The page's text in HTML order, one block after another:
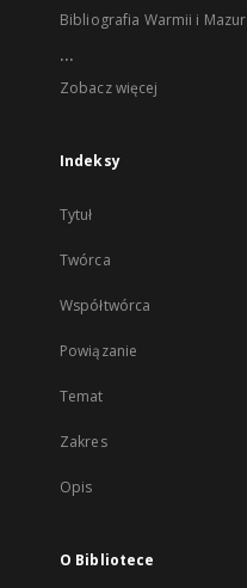
Bibliografia Warmii i Mazur
...
Zobacz więcej
Indeksy
Tytuł
Twórca
Współtwórca
Powiązanie
Temat
Zakres
Opis
O Bibliotece